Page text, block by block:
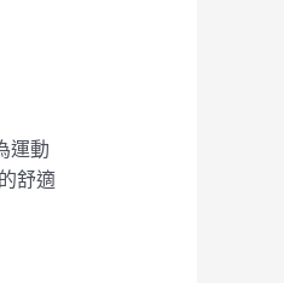
運動
舒適